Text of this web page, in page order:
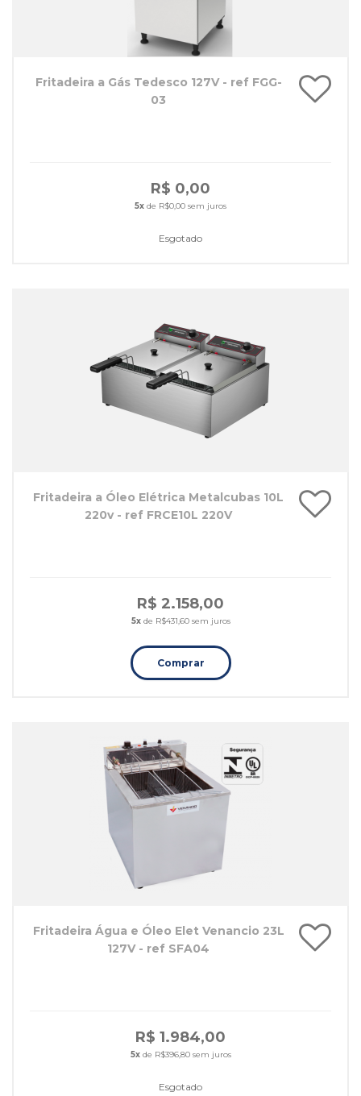
Fritadeira a Gás Tedesco 127V - ref FGG-
03
R$ 0,00
5x de R$0,00 sem juros
Esgotado
Fritadeira a Óleo Elétrica Metalcubas 10L
220v - ref FRCE10L 220V
R$ 2.158,00
5xde R$431,60 sem juros
Comprar
Fritadeira Água e Óleo Elet Venancio 23L
127V - ref SFA04
R$ 1.984,00
5xde R$396,80 sem juros
Esgotado